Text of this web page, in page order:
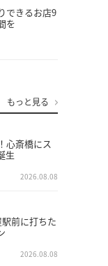
できるお店9
を
もっと見る
心斎橋にス
生
2026.08.08
前に打ちた
2026.08.08